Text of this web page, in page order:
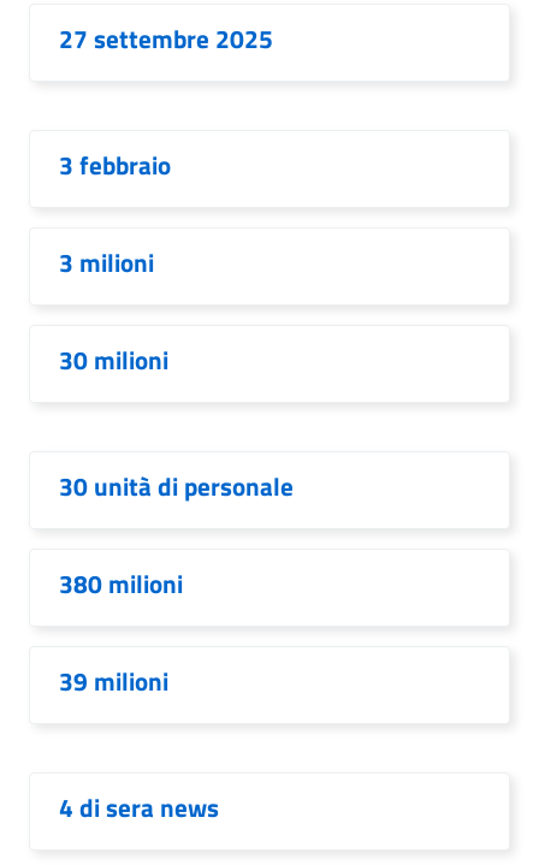
27 settembre 2025
3 febbraio
3 milioni
30 milioni
30 unità di personale
380 milioni
39 milioni
4 di sera news